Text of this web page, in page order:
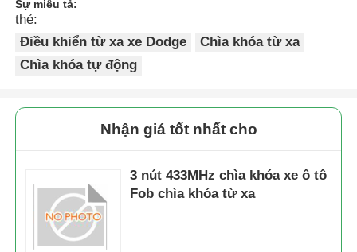
Sự miêu tả:
thẻ:
Điều khiển từ xa xe Dodge
Chìa khóa từ xa
Chìa khóa tự động
Nhận giá tốt nhất cho
3 nút 433MHz chìa khóa xe ô tô
Fob chìa khóa từ xa